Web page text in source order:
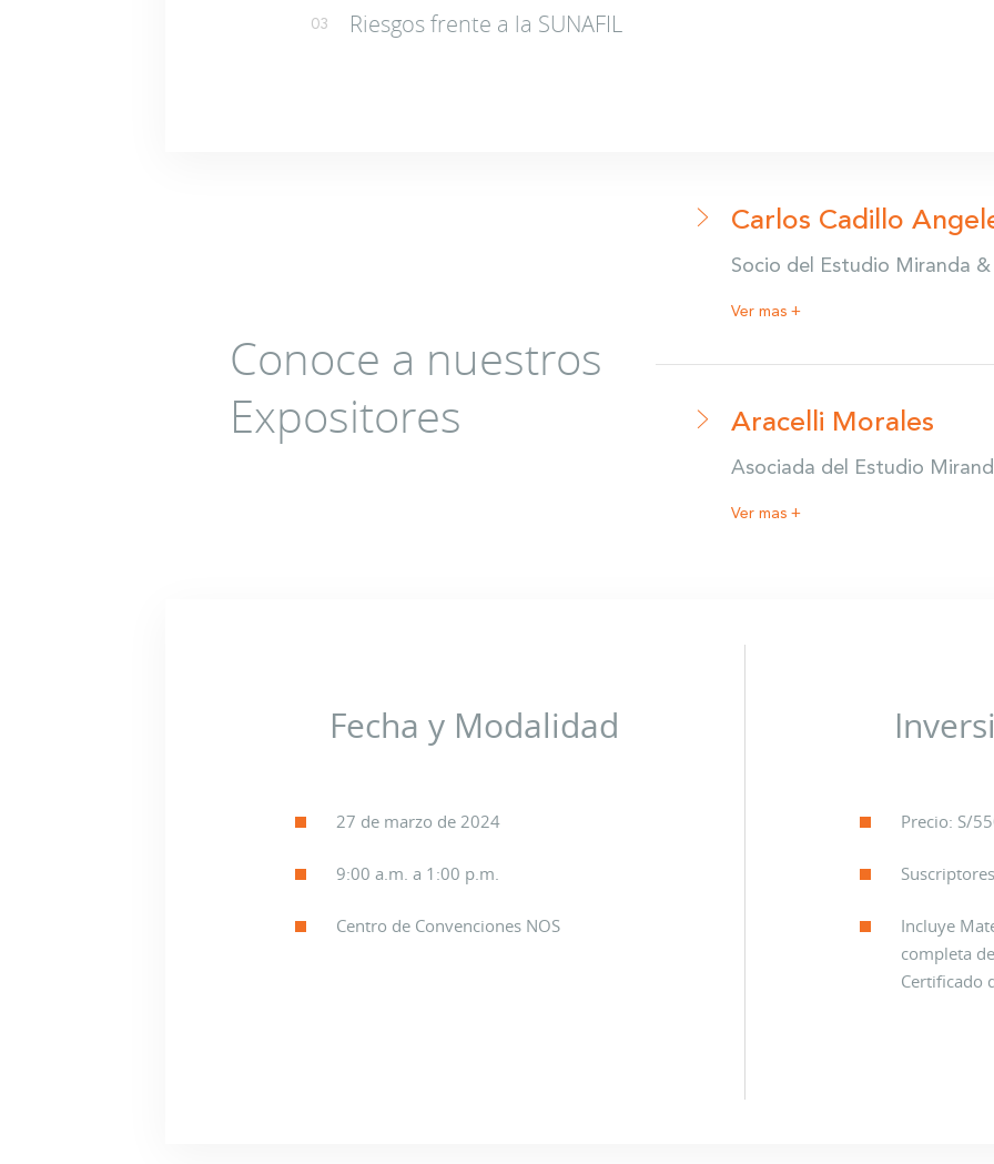
03 Riesgos frente a la SUNAFIL
Conoce a nuestros
Expositores
Carlos Cadillo
Socio del Estudio Miranda
Ver mas +
Aracelli Morales
Asociada del Estudio
Ver mas +
Fecha y Modalidad
27 de marzo de 2024
9:00 a.m. a 1:00 p.m.
Centro de Convenciones NOS
Precio: S/
Incluye
completa
Certificado